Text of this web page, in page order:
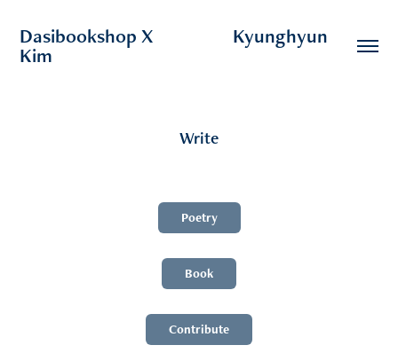
Dasibookshop X                  Kyunghyun
Kim
Write
Poetry
Book
Contribute